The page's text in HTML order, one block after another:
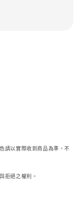
請以實際收到商品為準。不
拒絕之權利。